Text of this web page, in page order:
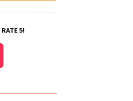
RATE 5!